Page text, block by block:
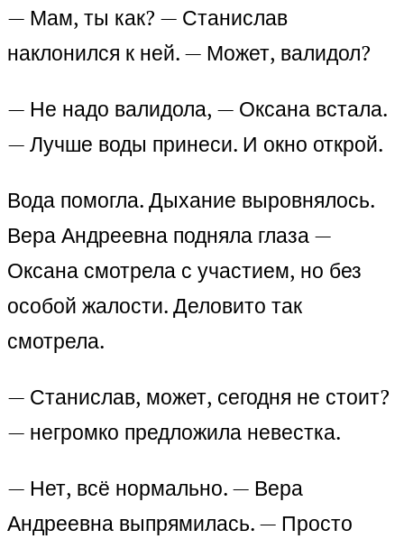
— Мам, ты как? — Станислав
наклонился к ней. — Может, валидол?
— Не надо валидола, — Оксана встала.
— Лучше воды принеси. И окно открой.
Вода помогла. Дыхание выровнялось.
Вера Андреевна подняла глаза —
Оксана смотрела с участием, но без
особой жалости. Деловито так
смотрела.
— Станислав, может, сегодня не стоит?
— негромко предложила невестка.
— Нет, всё нормально. — Вера
Андреевна выпрямилась. — Просто